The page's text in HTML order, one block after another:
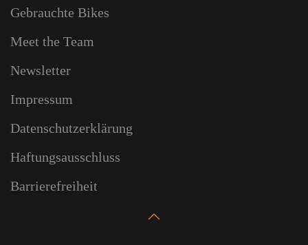
Gebrauchte Bikes
Meet the Team
Newsletter
Impressum
Datenschutzerklärung
Haftungsausschluss
Barrierefreiheit